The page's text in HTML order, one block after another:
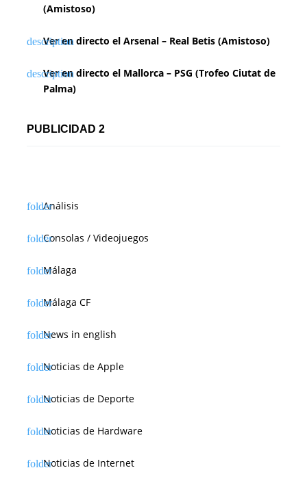
(Amistoso)
Ver en directo el Arsenal – Real Betis (Amistoso)
Ver en directo el Mallorca – PSG (Trofeo Ciutat de
Palma)
PUBLICIDAD 2
Análisis
Consolas / Videojuegos
Málaga
Málaga CF
News in english
Noticias de Apple
Noticias de Deporte
Noticias de Hardware
Noticias de Internet